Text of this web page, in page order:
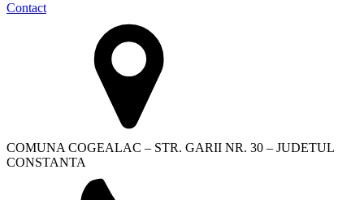
Contact
COMUNA COGEALAC – STR. GARII NR. 30 – JUDETUL
CONSTANTA